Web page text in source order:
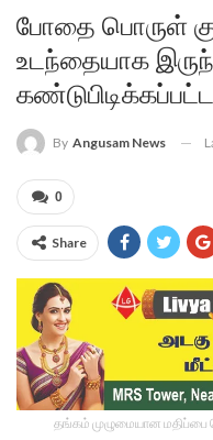
போதை பொருள்
உடந்தையாக
By Angusam News
0
Share
தங்கம் முழுமையான மதிப்பை